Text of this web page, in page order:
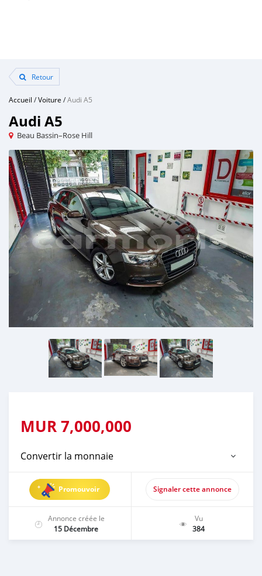
Retour
Accueil /Voiture /Audi A5
Audi A5
Beau Bassin–Rose Hill
MUR7,000,000
Convertir la monnaie
Promouvoir Signaler cette annonce
Annonce créée le
15 Décembre
Vu
384